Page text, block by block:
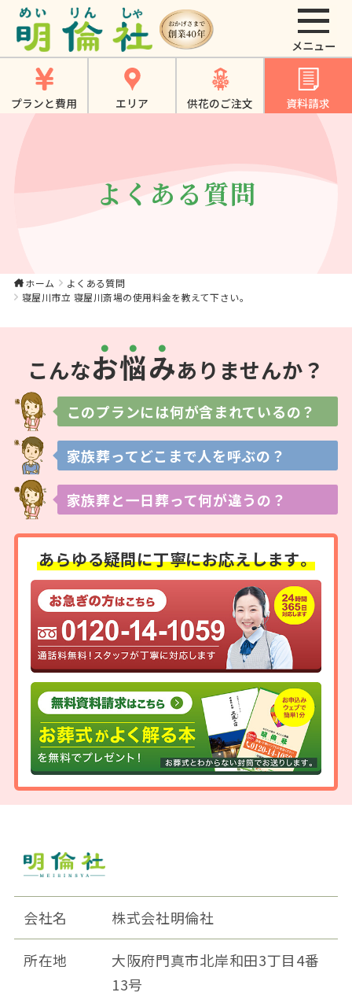
寝屋川市立 寝屋川斎
場の使用料金を教え
て下さい。【公式】
家族葬は《明倫社》
プランと費用 エリア 供花のご注文 資料請求
よくある質問
ホーム
よくある質問
寝屋川市立 寝屋川斎場の使用料金を教えて下さい。
こんなお悩みありませんか？
このプランには何が含まれているの？
家族葬ってどこまで人を呼ぶの？
家族葬と一日葬って何が違うの？
あらゆる疑問に丁寧にお応えします。
会社名 株式会社明倫社
所在地
大阪府門真市北岸和田3丁目4番
13号